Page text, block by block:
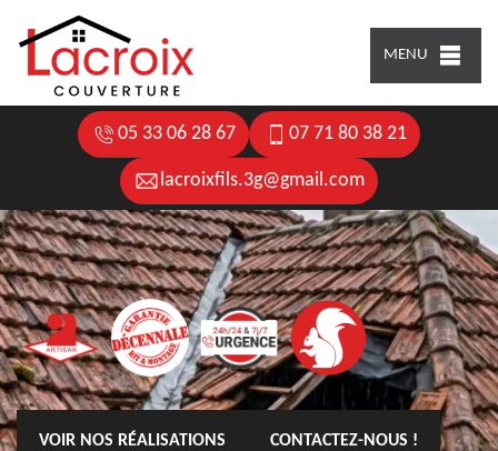
MENU
05 33 06 28 67 07 71 80 38 21
lacroixfils.3g@gmail.com
VOIR NOS RÉALISATIONS CONTACTEZ-NOUS !